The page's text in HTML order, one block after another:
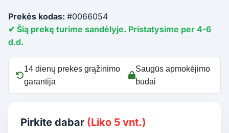
Prekės kodas: #0066054
✔ Šią prekę turime sandėlyje. Pristatysime per 4-6
d.d.
14 dienų prekės grąžinimo
garantija
Saugūs apmokėjimo
būdai
Pirkite dabar (Liko 5 vnt.)